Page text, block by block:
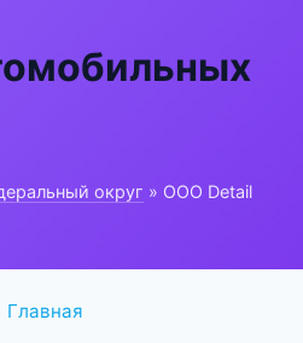
округ » ООО Detail
Главная